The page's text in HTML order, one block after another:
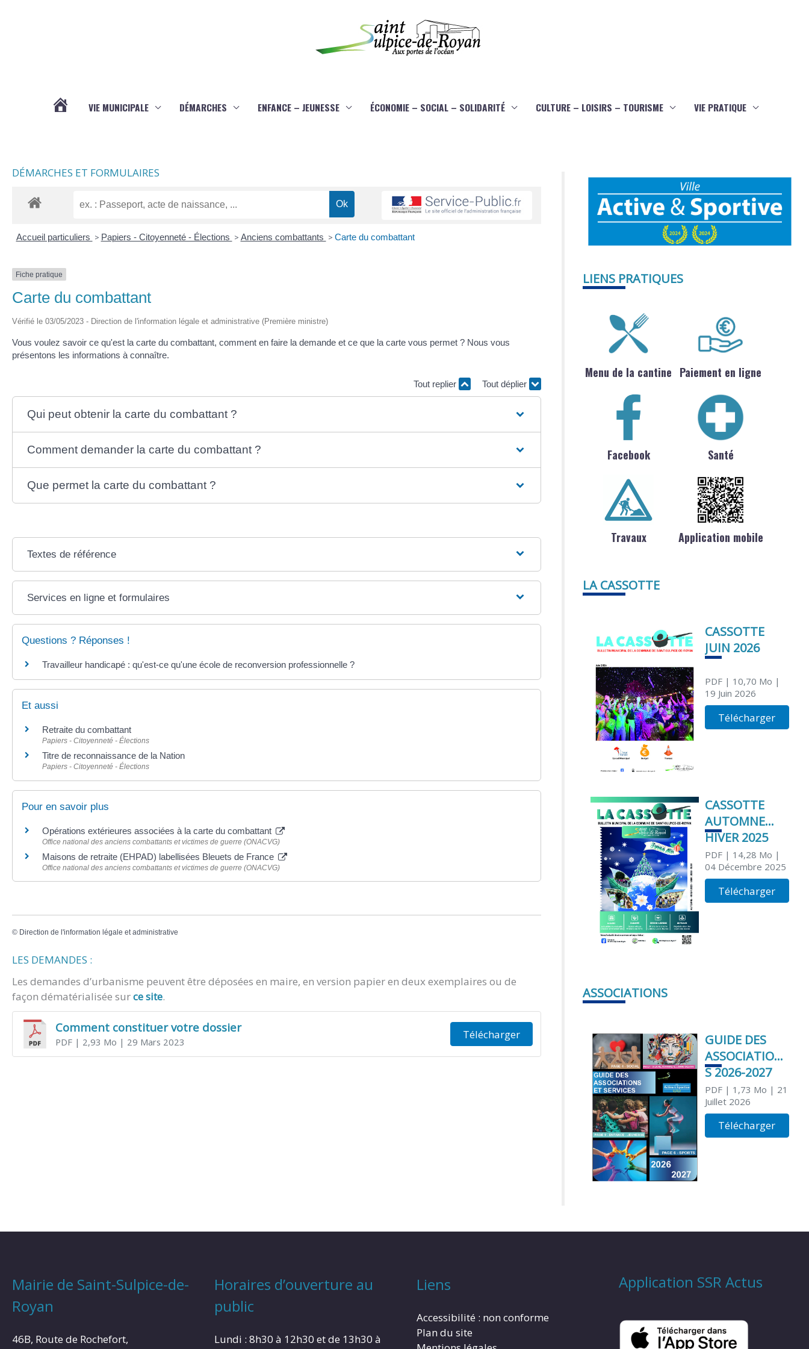
VIE MUNICIPALE DÉMARCHES ENFANCE – JEUNESSE ÉCONOMIE – SOCIAL – SOLIDARITÉ CULTURE – LOISIRS – TOURISME VIE PRATIQUE
DÉMARCHES ET FORMULAIRES
Accueil particuliers > Papiers - Citoyenneté - Élections > Anciens combattants > Carte du combattant
Fiche pratique
Carte du combattant
Vérifié le 03/05/2023 - Direction de l'information légale et administrative (Première ministre)
Vous voulez savoir ce qu'est la carte du combattant, comment en faire la demande et ce que la carte vous permet ? Nous vous
présentons les informations à connaître.
Tout replier Tout déplier
Qui peut obtenir la carte du combattant ?
Comment demander la carte du combattant ?
Que permet la carte du combattant ?
Textes de référence
Services en ligne et formulaires
Questions ? Réponses !
Travailleur handicapé : qu'est-ce qu'une école de reconversion professionnelle ?
Et aussi
Retraite du combattant
Papiers - Citoyenneté - Élections
Titre de reconnaissance de la Nation
Papiers - Citoyenneté - Élections
Pour en savoir plus
Opérations extérieures associées à la carte du combattant
Office national des anciens combattants et victimes de guerre (ONACVG)
Maisons de retraite (EHPAD) labellisées Bleuets de France
Office national des anciens combattants et victimes de guerre (ONACVG)
© Direction de l'information légale et administrative
LES DEMANDES :
Les demandes d’urbanisme peuvent être déposées en maire, en version papier en deux exemplaires ou de
façon dématérialisée surce site.
Comment constituer votre dossier
PDF| 2,93 Mo | 29 Mars 2023
Télécharger
LIENS PRATIQUES
Menu de la cantine Paiement en ligne
Facebook Santé
Travaux Application mobile
LA CASSOTTE
CASSOTTE
JUIN 2026
PDF| 10,70 Mo |
19 Juin 2026
Télécharger
CASSOTTE
AUTOMNE
HIVER 2025
PDF| 14,28 Mo |
04 Décembre 2025
Télécharger
ASSOCIATIONS
GUIDE DES
ASSOCIATION
S 2026-2027
PDF| 1,73 Mo | 21
Juillet 2026
Télécharger
Mairie de Saint-Sulpice-de-
Royan
46B, Route de Rochefort,
Horaires d’ouverture au
public
Lundi : 8h30 à 12h30 et de 13h30 à
Liens
Accessibilité : non conforme
Plan du site
Application SSR Actus